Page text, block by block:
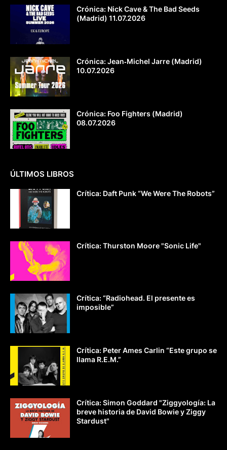
Crónica: Nick Cave & The Bad Seeds
(Madrid) 11.07.2026
Crónica: Jean‐Michel Jarre (Madrid)
10.07.2026
Crónica: Foo Fighters (Madrid)
08.07.2026
ÚLTIMOS LIBROS
Crítica: Daft Punk “We Were The Robots”
Crítica: Thurston Moore "Sonic Life"
Crítica: “Radiohead. El presente es
imposible”
Crítica: Peter Ames Carlin “Este grupo se
llama R.E.M.”
Crítica: Simon Goddard "Ziggyología: La
breve historia de David Bowie y Ziggy
Stardust"